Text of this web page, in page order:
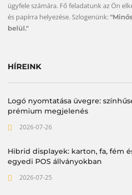
ügyfele számára. Fő feladatunk az Ön
és papírra helyezése. Szlogenünk:
belül."
HÍREINK
Logó nyomtatása üvegre:
prémium megjelenés
2026-07-26
Hibrid displayek: karton, fa, fém
egyedi POS állványokban
2026-07-25